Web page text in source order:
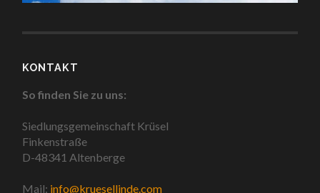
KONTAKT
So finden Sie zu uns:
Siedlungsgemeinschaft Krüsel
Finkenstraße
D-48341 Altenberge
Mail: info@kruesellinde.com